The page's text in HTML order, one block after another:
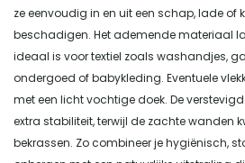
ze eenvoudig in en uit een schap, lade of
beschadigen. Het ademende materiaal
ideaal is voor textiel zoals washandjes,
ondergoed of babykleding. Eventuele
met een licht vochtige doek. De
extra stabiliteit, terwijl de zachte wanden
bekrassen. Zo combineer je hygiënisch,